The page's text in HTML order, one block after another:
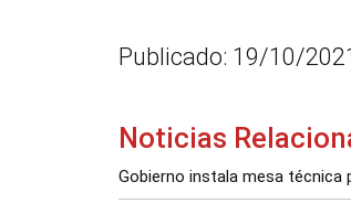
Publicado: 19/10/
Noticias
Gobierno instala mesa técnica